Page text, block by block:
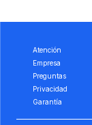
Atención
Empresa
Preguntas
Privacidad
Garantía